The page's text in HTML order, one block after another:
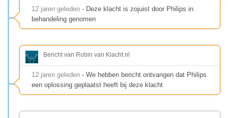
12 jaren geleden - Deze klacht is zojuist door Philips in
behandeling genomen
Bericht van Robin van Klacht.nl
12 jaren geleden - We hebben bericht ontvangen dat Philips
een oplossing geplaatst heeft bij deze klacht